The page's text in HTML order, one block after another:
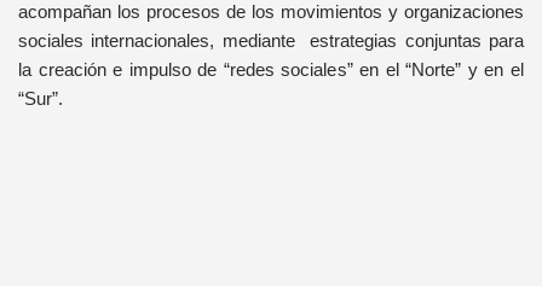
acompañan los procesos de los movimientos y organizaciones
sociales internacionales, mediante estrategias conjuntas para
la creación e impulso de “redes sociales” en el “Norte” y en el
“Sur”.